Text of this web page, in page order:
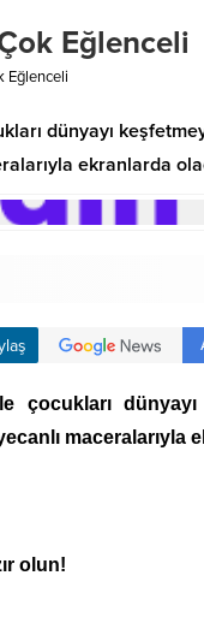
Eğlenceli
Eğlenceli
dünyayı
ekranlarda
çocukları
maceralarıyla
olun!